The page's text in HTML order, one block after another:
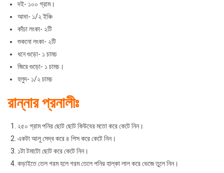
দই- ১০০ গ্রাম।
আদা- ১/২ ইঞ্চি
কাঁচা লংকা- ২টি
শুকনো লংকা- ২টি
ধনে গুড়ো- ১ চামচ
জিরে গুড়ো- ১ চামচ।
হলুদ- ১/২ চামচ
রান্নার প্রনালীঃ
২৫০ গ্রাম পনির ছোট ছোট কিউবের মতো করে কেটে নিন।
একটা আলু সেদ্ব করে ৪ পিস করে কেটে নিন।
১টা টমাটো ছোট করে কেটে নিন।
কড়াইতে তেল গরম হলে গরম তেলে পনির হাল্কা লাল করে ভেজে তুলে নিন।